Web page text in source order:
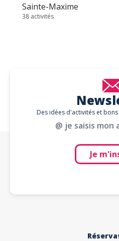
Sainte-Maxime
38 activités
Des idées d'activités et
@ je saisis mon
Je